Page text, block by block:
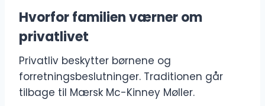
Hvorfor familien værner om
privatlivet
Privatliv beskytter børnene og
forretningsbeslutninger. Traditionen går
tilbage til Mærsk Mc-Kinney Møller.